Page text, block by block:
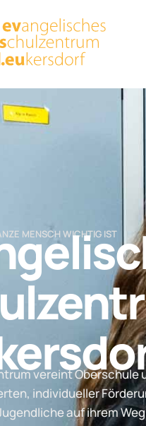
MENSCH WICHTIG IST
vereint
individueller
Jugendliche auf ihrem